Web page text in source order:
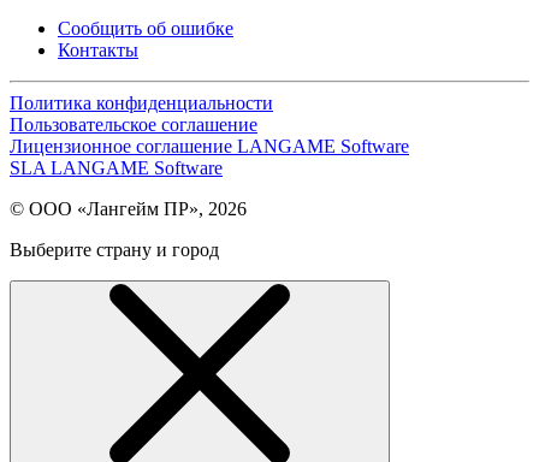
Сообщить об ошибке
Контакты
Политика конфиденциальности
Пользовательское соглашение
Лицензионное соглашение LANGAME Software
SLA LANGAME Software
© ООО «Лангейм ПР», 2026
Выберите страну и город